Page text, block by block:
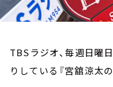
TBSラジオ、毎週日曜
りしている『宮舘涼太